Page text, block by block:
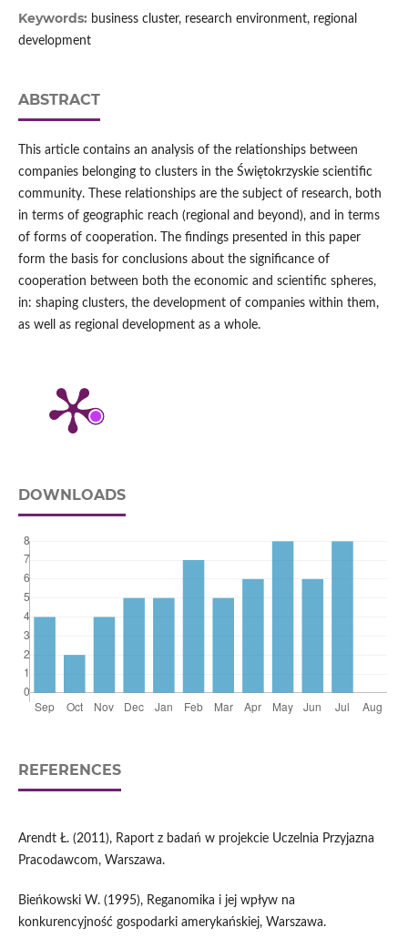
Keywords: business cluster, research environment, regional
development
ABSTRACT
This article contains an analysis of the relationships between
companies belonging to clusters in the Świętokrzyskie scientific
community. These relationships are the subject of research, both
in terms of geographic reach (regional and beyond), and in terms
of forms of cooperation. The findings presented in this paper
form the basis for conclusions about the significance of
cooperation between both the economic and scientific spheres,
in: shaping clusters, the development of companies within them,
as well as regional development as a whole.
DOWNLOADS
REFERENCES
Arendt Ł. (2011), Raport z badań w projekcie Uczelnia Przyjazna
Pracodawcom, Warszawa.
Bieńkowski W. (1995), Reganomika i jej wpływ na
konkurencyjność gospodarki amerykańskiej, Warszawa.